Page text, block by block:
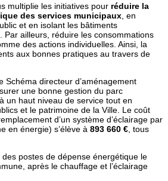
multiplie les initiatives pour réduire la
des services municipaux , en
et en isolant les bâtiments
Par ailleurs, réduire les consommations
des actions individuelles. Ainsi, la
aux bonnes pratiques au travers de
Schéma directeur d’aménagement
une bonne gestion du parc
un haut niveau de service tout en
et le patrimoine de la Ville. Le coût
d’un système d’éclairage par
en énergie) s’élève à 893 660 € , tous
des postes de dépense énergétique le
après le chauffage et l’éclairage